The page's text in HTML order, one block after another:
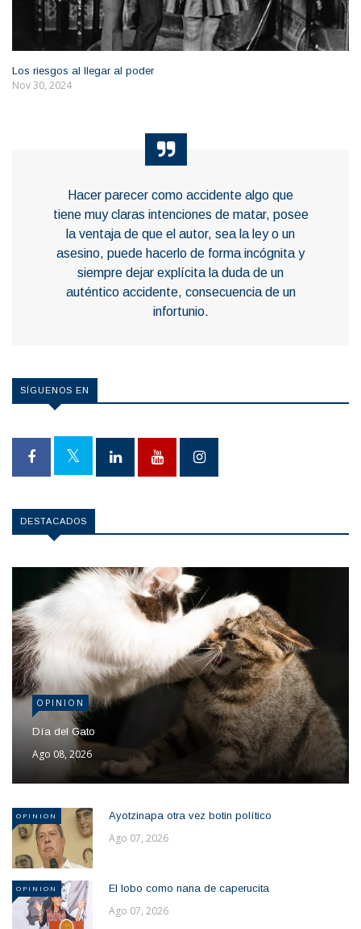
Los riesgos al llegar al poder
Nov 30, 2024
Hacer parecer como accidente algo que
tiene muy claras intenciones de matar, posee
la ventaja de que el autor, sea la ley o un
asesino, puede hacerlo de forma incógnita y
siempre dejar explícita la duda de un
auténtico accidente, consecuencia de un
infortunio.
SÍGUENOS EN
DESTACADOS
OPINION
Día del Gato
Ago 08, 2026
OPINION Ayotzinapa otra vez botin político
Ago 07, 2026
OPINION El lobo como nana de caperucita
Ago 07, 2026